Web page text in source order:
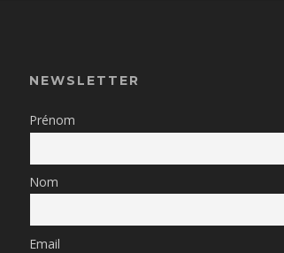
NEWSLETTER
Prénom
Nom
Email